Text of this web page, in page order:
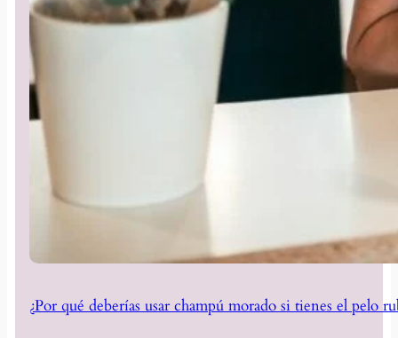
¿Por qué deberías usar champú morado si tienes el pelo